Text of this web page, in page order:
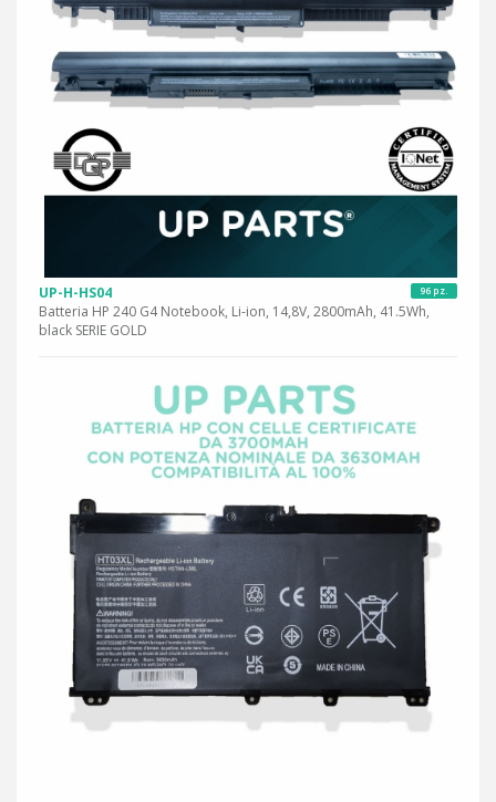
96 pz.
UP-H-HS04
Batteria HP 240 G4 Notebook, Li-ion, 14,8V, 2800mAh, 41.5Wh,
black SERIE GOLD